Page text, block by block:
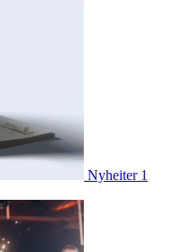
Nyheiter 1